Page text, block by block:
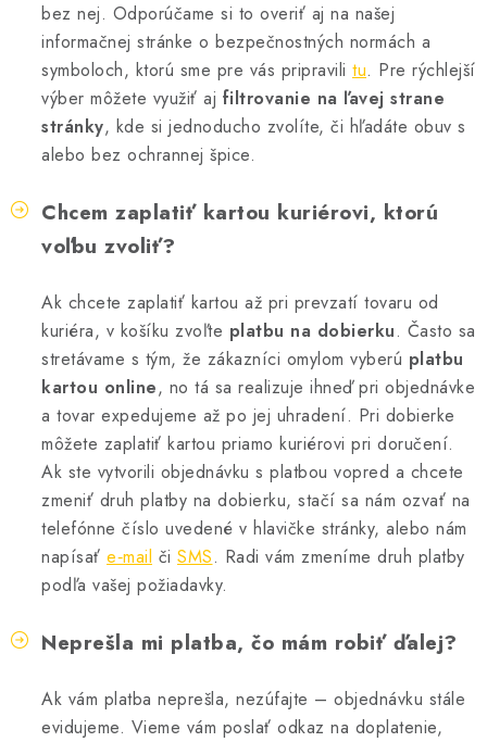
bez nej. Odporúčame si to overiť aj na našej
informačnej stránke o bezpečnostných normách a
symboloch, ktorú sme pre vás pripravili tu. Pre rýchlejší
výber môžete využiť aj filtrovanie na ľavej strane
stránky, kde si jednoducho zvolíte, či hľadáte obuv s
alebo bez ochrannej špice.
Chcem zaplatiť kartou kuriérovi, ktorú
voľbu zvoliť?
Ak chcete zaplatiť kartou až pri prevzatí tovaru od
kuriéra, v košíku zvoľte platbu na dobierku. Často sa
stretávame s tým, že zákazníci omylom vyberú platbu
kartou online, no tá sa realizuje ihneď pri objednávke
a tovar expedujeme až po jej uhradení. Pri dobierke
môžete zaplatiť kartou priamo kuriérovi pri doručení.
Ak ste vytvorili objednávku s platbou vopred a chcete
zmeniť druh platby na dobierku, stačí sa nám ozvať na
telefónne číslo uvedené v hlavičke stránky, alebo nám
napísať e‑mail či SMS. Radi vám zmeníme druh platby
podľa vašej požiadavky.
Neprešla mi platba, čo mám robiť ďalej?
Ak vám platba neprešla, nezúfajte – objednávku stále
evidujeme. Vieme vám poslať odkaz na doplatenie,